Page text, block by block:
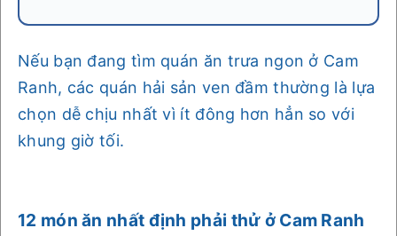
Nếu bạn đang tìm quán ăn trưa ngon ở Cam
Ranh, các quán hải sản ven đầm thường là lựa
chọn dễ chịu nhất vì ít đông hơn hẳn so với
khung giờ tối.
12 món ăn nhất định phải thử ở Cam Ranh